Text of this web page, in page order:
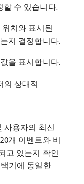
수 있습니다.
치와 표시된
지 결정합니다.
을 표시합니다.
의 상대적
사용자의 최신
개 이벤트와 비
고 있는지 확인
기에 동일한